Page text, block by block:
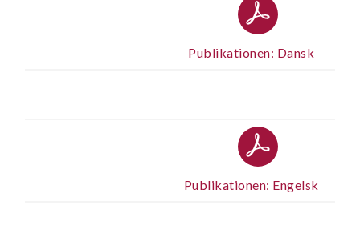
Publikationen: Dansk
Publikationen: Engelsk